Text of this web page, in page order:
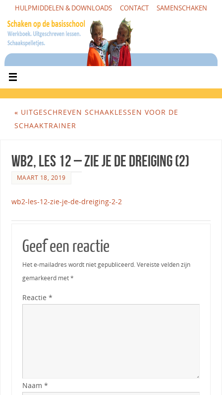
HULPMIDDELEN & DOWNLOADS CONTACT SAMENSCHAKEN
« UITGESCHREVEN SCHAAKLESSEN VOOR DE
SCHAAKTRAINER
WB2, Les 12 – Zie je de dreiging (2)
MAART 18, 2019
wb2-les-12-zie-je-de-dreiging-2-2
Geef een reactie
Het e-mailadres wordt niet gepubliceerd.Vereiste velden zijn
gemarkeerd met*
Reactie*
Naam*